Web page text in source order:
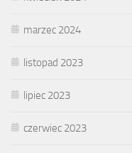
marzec 2024
listopad 2023
lipiec 2023
czerwiec 2023